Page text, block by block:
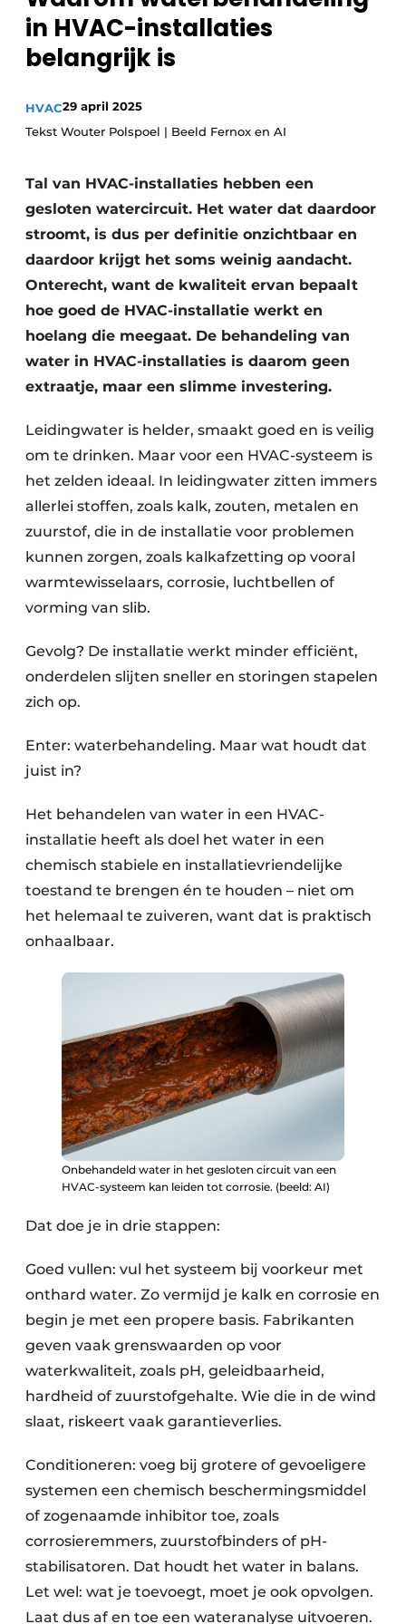
Vacature aanmelden
Vacatures
Sanitair
Binnenklimaat
Ventilatie
Warmtepompen
in HVAC-installaties
belangrijk is
HVAC29 april 2025
Tekst Wouter Polspoel | Beeld Fernox en AI
Tal van HVAC-installaties hebben een
gesloten watercircuit. Het water dat daardoor
stroomt, is dus per definitie onzichtbaar en
daardoor krijgt het soms weinig aandacht.
Onterecht, want de kwaliteit ervan bepaalt
hoe goed de HVAC-installatie werkt en
hoelang die meegaat. De behandeling van
water in HVAC-installaties is daarom geen
extraatje, maar een slimme investering.
Leidingwater is helder, smaakt goed en is veilig
om te drinken. Maar voor een HVAC-systeem is
het zelden ideaal. In leidingwater zitten immers
allerlei stoffen, zoals kalk, zouten, metalen en
zuurstof, die in de installatie voor problemen
kunnen zorgen, zoals kalkafzetting op vooral
warmtewisselaars, corrosie, luchtbellen of
vorming van slib.
Gevolg? De installatie werkt minder efficiënt,
onderdelen slijten sneller en storingen stapelen
zich op.
Enter: waterbehandeling. Maar wat houdt dat
juist in?
Het behandelen van water in een HVAC-
installatie heeft als doel het water in een
chemisch stabiele en installatievriendelijke
toestand te brengen én te houden – niet om
het helemaal te zuiveren, want dat is praktisch
onhaalbaar.
Onbehandeld water in het gesloten circuit van een
HVAC-systeem kan leiden tot corrosie. (beeld: AI)
Dat doe je in drie stappen:
Goed vullen: vul het systeem bij voorkeur met
onthard water. Zo vermijd je kalk en corrosie en
begin je met een propere basis. Fabrikanten
geven vaak grenswaarden op voor
waterkwaliteit, zoals pH, geleidbaarheid,
hardheid of zuurstofgehalte. Wie die in de wind
slaat, riskeert vaak garantieverlies.
Conditioneren: voeg bij grotere of gevoeligere
systemen een chemisch beschermingsmiddel
of zogenaamde inhibitor toe, zoals
corrosieremmers, zuurstofbinders of pH-
stabilisatoren. Dat houdt het water in balans.
Let wel: wat je toevoegt, moet je ook opvolgen.
Laat dus af en toe een wateranalyse uitvoeren.